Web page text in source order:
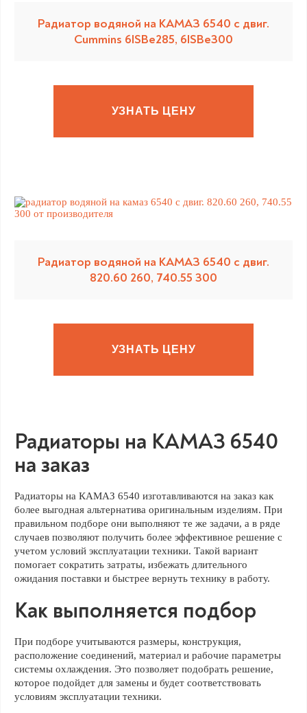
Радиатор водяной на КАМАЗ 6540 с двиг.
Cummins 6ISBe285, 6ISBe300
УЗНАТЬ ЦЕНУ
Радиатор водяной на КАМАЗ 6540 с двиг.
820.60 260, 740.55 300
УЗНАТЬ ЦЕНУ
Радиаторы на КАМАЗ 6540
на заказ
Радиаторы на КАМАЗ 6540 изготавливаются на заказ как
более выгодная альтернатива оригинальным изделиям. При
правильном подборе они выполняют те же задачи, а в ряде
случаев позволяют получить более эффективное решение с
учетом условий эксплуатации техники. Такой вариант
помогает сократить затраты, избежать длительного
ожидания поставки и быстрее вернуть технику в работу.
Как выполняется подбор
При подборе учитываются размеры, конструкция,
расположение соединений, материал и рабочие параметры
системы охлаждения. Это позволяет подобрать решение,
которое подойдет для замены и будет соответствовать
условиям эксплуатации техники.